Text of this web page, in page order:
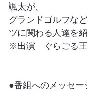
颯太が、
グランドゴルフな
ツに関わる人達を紹
※出演　ぐらごる王
●番組へのメッセー